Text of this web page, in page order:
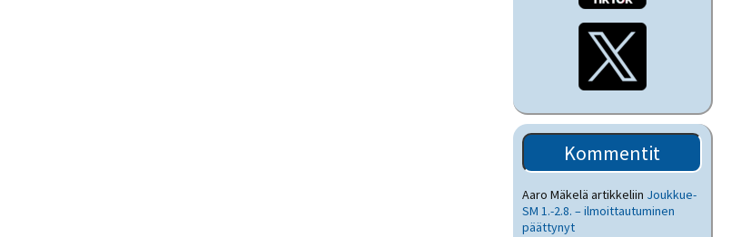
Kommentit
Aaro Mäkelä artikkeliin Joukkue-
SM 1.-2.8. – ilmoittautuminen
päättynyt